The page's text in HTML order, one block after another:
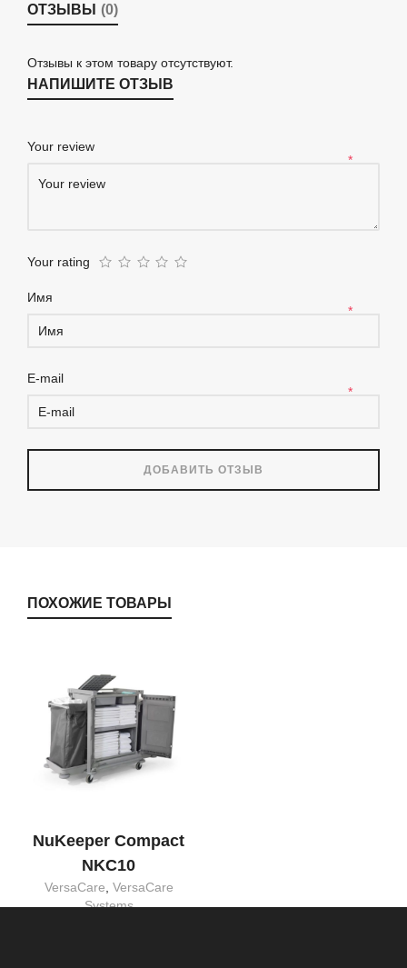
ОТЗЫВЫ (0)
Отзывы к этом товару отсутствуют.
НАПИШИТЕ ОТЗЫВ
Your review
*
Your rating
Имя
*
E-mail
*
ПОХОЖИЕ ТОВАРЫ
NuKeeper Compact
NKC10
VersaCare VersaCare
Systems